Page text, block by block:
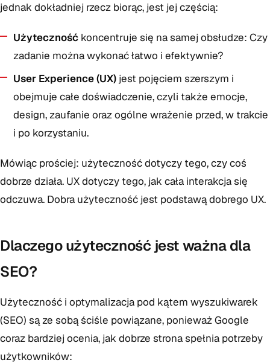
jednak dokładniej rzecz biorąc, jest jej częścią:
Użyteczność koncentruje się na samej obsłudze: Czy
zadanie można wykonać łatwo i efektywnie?
User Experience (UX) jest pojęciem szerszym i
obejmuje całe doświadczenie, czyli także emocje,
design, zaufanie oraz ogólne wrażenie przed, w trakcie
i po korzystaniu.
Mówiąc prościej: użyteczność dotyczy tego, czy coś
dobrze działa. UX dotyczy tego, jak cała interakcja się
odczuwa. Dobra użyteczność jest podstawą dobrego UX.
Dlaczego użyteczność jest ważna dla
SEO?
Użyteczność i optymalizacja pod kątem wyszukiwarek
(SEO) są ze sobą ściśle powiązane, ponieważ Google
coraz bardziej ocenia, jak dobrze strona spełnia potrzeby
użytkowników: